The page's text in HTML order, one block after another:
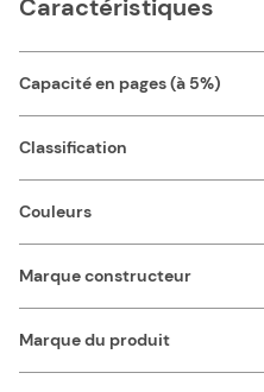
Caractéristiques
Capacité en pages (à 5%)
Classification
Couleurs
Marque constructeur
Marque du produit